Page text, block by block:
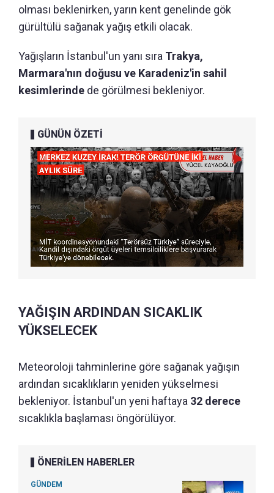
olması beklenirken, yarın kent genelinde gök
gürültülü sağanak yağış etkili olacak.
Yağışların İstanbul'un yanı sıra Trakya,
Marmara'nın doğusu ve Karadeniz'in sahil
kesimlerinde de görülmesi bekleniyor.
GÜNÜN ÖZETİ
YAĞIŞIN ARDINDAN SICAKLIK
YÜKSELECEK
Meteoroloji tahminlerine göre sağanak yağışın
ardından sıcaklıkların yeniden yükselmesi
bekleniyor. İstanbul'un yeni haftaya 32 derece
sıcaklıkla başlaması öngörülüyor.
ÖNERİLEN HABERLER
GÜNDEM